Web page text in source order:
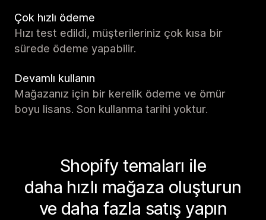
Çok hızlı ödeme
Hızı test edildi, müşterileriniz çok kısa bir
sürede ödeme yapabilir.
Devamlı kullanın
Mağazanız için bir kerelik ödeme ve ömür
boyu lisans. Son kullanma tarihi yoktur.
Shopify temaları ile
daha hızlı mağaza oluşturun
ve daha fazla satış yapın